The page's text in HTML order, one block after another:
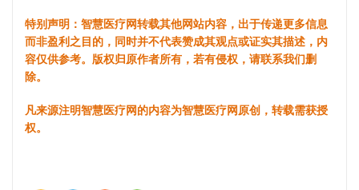
特别声明：智慧医疗网转载其他网站内容，出于传递更多信息
而非盈利之目的，同时并不代表赞成其观点或证实其描述，内
容仅供参考。版权归原作者所有，若有侵权，请联系我们删
除。
凡来源注明智慧医疗网的内容为智慧医疗网原创，转载需获授
权。